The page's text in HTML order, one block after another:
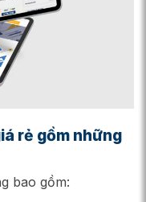
rẻ gồm những
bao gồm: